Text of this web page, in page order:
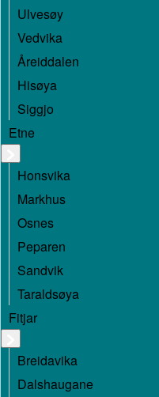
Ulvesøy
Vedvika
Åreiddalen
Hisøya
Siggjo
Etne
Honsvika
Markhus
Osnes
Peparen
Sandvik
Taraldsøya
Fitjar
Breidavika
Dalshaugane